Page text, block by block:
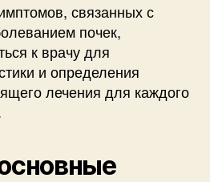
связанных с
почек,
к врачу для
и определения
лечения для каждого